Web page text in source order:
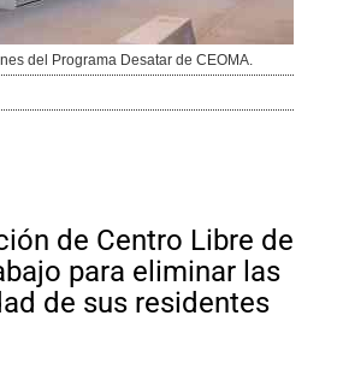
del Programa Desatar de CEOMA.
de Centro Libre de
para eliminar las
de sus residentes